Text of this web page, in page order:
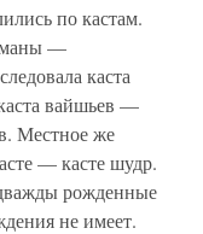
по кастам.
—
каста
вайшьев —
Местное же
— касте шудр.
рожденные
не имеет.